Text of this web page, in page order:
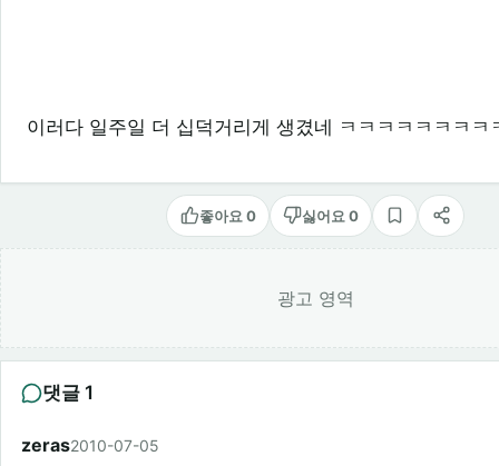
이러다 일주일 더 십덕거리게 생겼네 ㅋㅋㅋㅋㅋㅋㅋㅋ
좋아요 0 싫어요 0
스크랩공유
광고 영역
댓글 1
zeras2010-07-05